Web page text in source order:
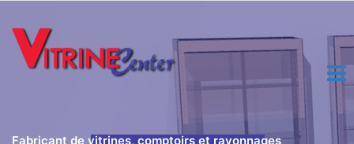
Fabricant de vitrines, comptoirs et rayonnages